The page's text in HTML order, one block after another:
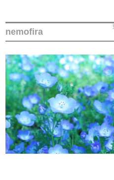
nemofira